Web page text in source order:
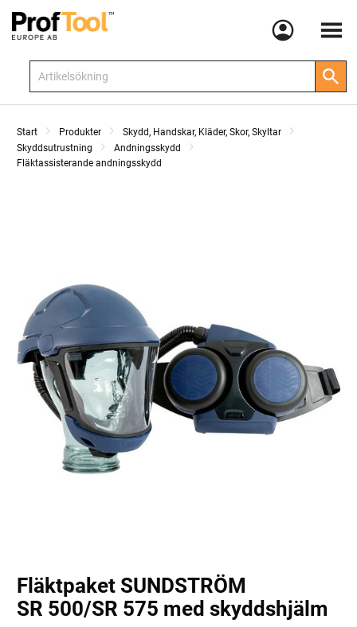
Meny
Start Produkter
Skydd, Handskar, Kläder, Skor, Skyltar
Skyddsutrustning
Andningsskydd
Fläktassisterande andningsskydd
Fläktpaket SUNDSTRÖM
SR 500/SR 575 med skyddshjälm